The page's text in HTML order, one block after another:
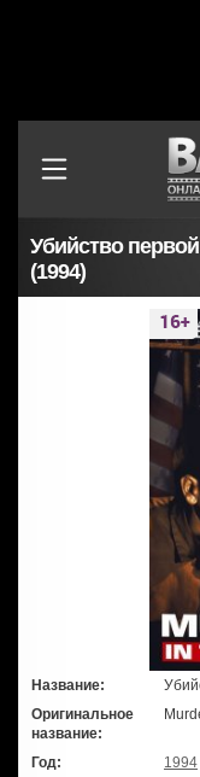
Убийство
(1994)
Название:
Оригинальное
название:
Год:
1994